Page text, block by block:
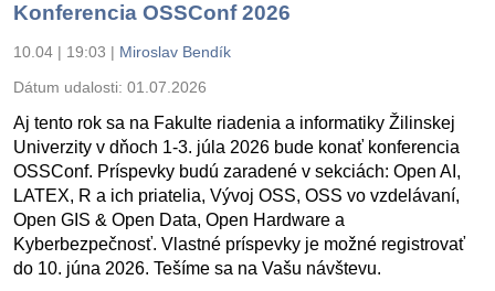
Konferencia OSSConf 2026
10.04 | 19:03 | Miroslav Bendík
Dátum udalosti: 01.07.2026
Aj tento rok sa na Fakulte riadenia a informatiky Žilinskej
Univerzity v dňoch 1-3. júla 2026 bude konať konferencia
OSSConf. Príspevky budú zaradené v sekciách: Open AI,
LATEX, R a ich priatelia, Vývoj OSS, OSS vo vzdelávaní,
Open GIS & Open Data, Open Hardware a
Kyberbezpečnosť. Vlastné príspevky je možné registrovať
do 10. júna 2026. Tešíme sa na Vašu návštevu.